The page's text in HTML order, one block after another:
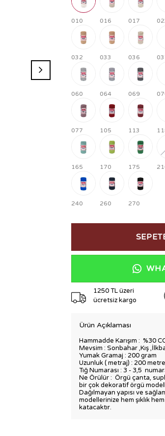
010 016 017
032 033 036
060 064 069
077 105 113
165 170 175
240 260 270
1250 TL üzeri
ücretsiz kargo
Ürün Açıklaması
Hammadde Karışım : %30
Mevsim : Sonbahar ,Kış
Yumak Gramaj : 200 gram
Uzunluk ( metraj) : 200 metre
Tığ Numarası : 3 - 3,5
Ne Örülür : Örgü çanta,
bir çok dekoratif örgü
Dağılmayan yapısı ve
modellerinize hem şıklık
katacaktır.